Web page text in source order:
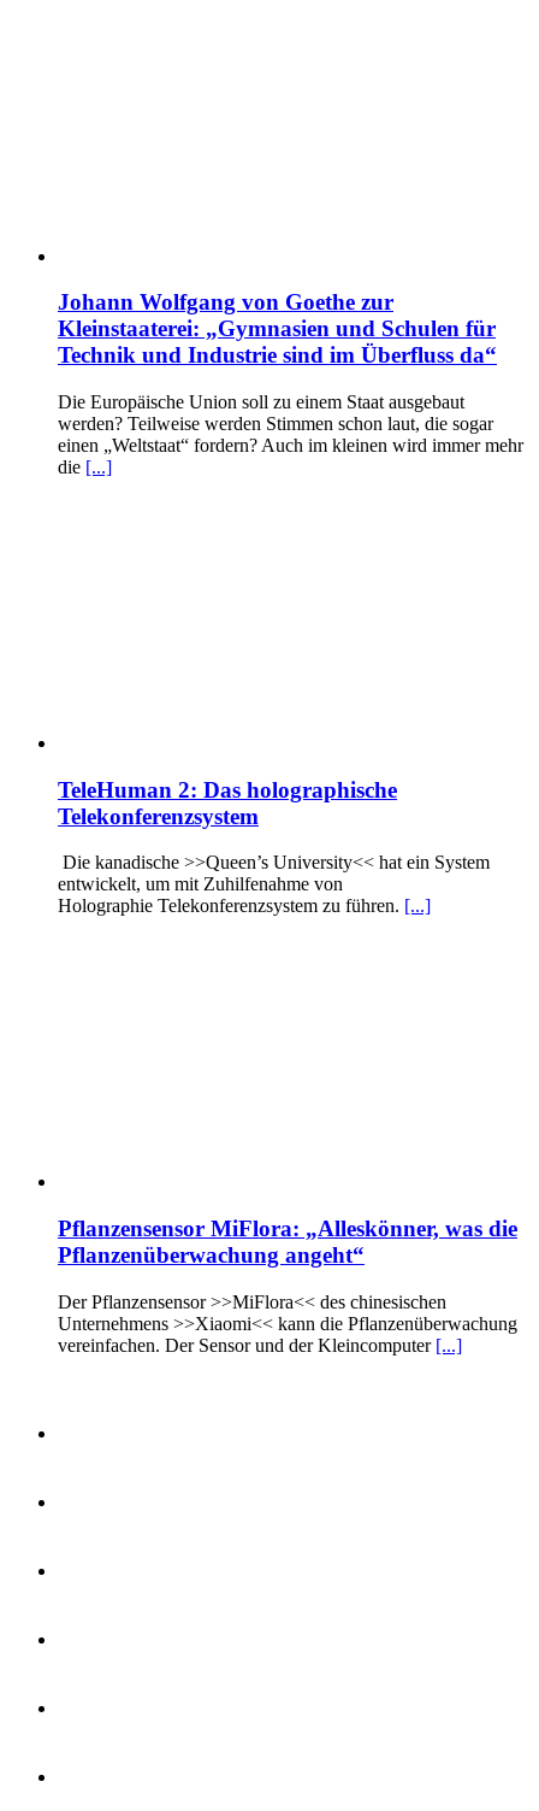
Johann Wolfgang von Goethe zur
Kleinstaaterei: „Gymnasien und Schulen für
Technik und Industrie sind im Überfluss da“
Die Europäische Union soll zu einem Staat ausgebaut
werden? Teilweise werden Stimmen schon laut, die sogar
einen „Weltstaat“ fordern? Auch im kleinen wird immer mehr
die [...]
TeleHuman 2: Das holographische
Telekonferenzsystem
Die kanadische >>Queen’s University<< hat ein System
entwickelt, um mit Zuhilfenahme von
Holographie Telekonferenzsystem zu führen. [...]
Pflanzensensor MiFlora: „Alleskönner, was die
Pflanzenüberwachung angeht“
Der Pflanzensensor >>MiFlora<< des chinesischen
Unternehmens >>Xiaomi<< kann die Pflanzenüberwachung
vereinfachen. Der Sensor und der Kleincomputer [...]